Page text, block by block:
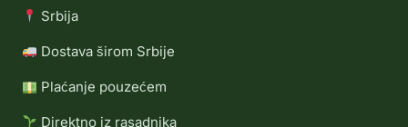
Srbija
Dostava širom Srbije
Plaćanje pouzećem
Direktno iz rasadnika